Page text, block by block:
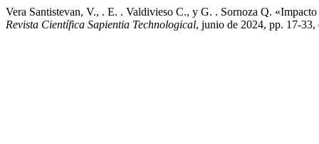
Vera Santistevan, V., . E. . Valdivieso C., y G. . Sornoza Q.
Revista Científica Sapientia Technological, junio de 2024, pp. 17-33,